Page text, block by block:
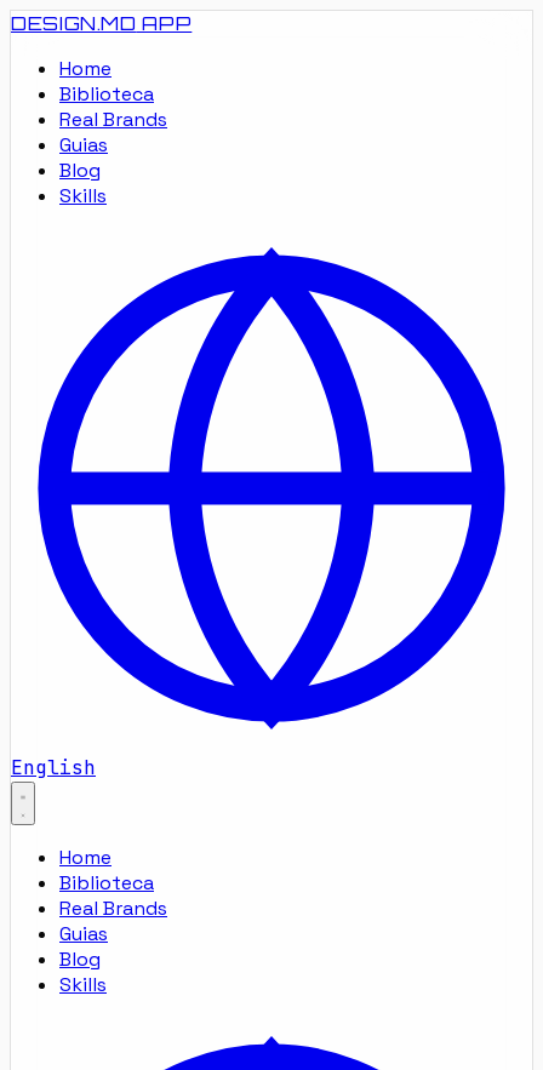
DESIGN.MD APP
Home
Biblioteca
Real Brands
Guias
Blog
Skills
English
Home
Biblioteca
Real Brands
Guias
Blog
Skills